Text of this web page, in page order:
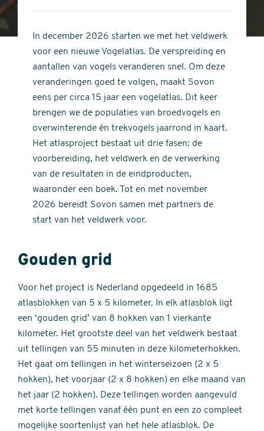
stars
of
stars
In december 2026 starten we met het veldwerk
voor een nieuwe Vogelatlas. De verspreiding en
aantallen van vogels veranderen snel. Om deze
veranderingen goed te volgen, maakt Sovon
eens per circa 15 jaar een vogelatlas. Dit keer
brengen we de populaties van broedvogels en
overwinterende én trekvogels jaarrond in kaart.
Het atlasproject bestaat uit drie fasen: de
voorbereiding, het veldwerk en de verwerking
van de resultaten in de eindproducten,
waaronder een boek. Tot en met november
2026 bereidt Sovon samen met partners de
start van het veldwerk voor.
Gouden grid
Voor het project is Nederland opgedeeld in 1685
atlasblokken van 5 x 5 kilometer. In elk atlasblok ligt
een ‘gouden grid’ van 8 hokken van 1 vierkante
kilometer. Het grootste deel van het veldwerk bestaat
uit tellingen van 55 minuten in deze kilometerhokken.
Het gaat om tellingen in het winterseizoen (2 x 5
hokken), het voorjaar (2 x 8 hokken) en elke maand van
het jaar (2 hokken). Deze tellingen worden aangevuld
met korte tellingen vanaf één punt en een zo compleet
mogelijke soortenlijst van het hele atlasblok. De